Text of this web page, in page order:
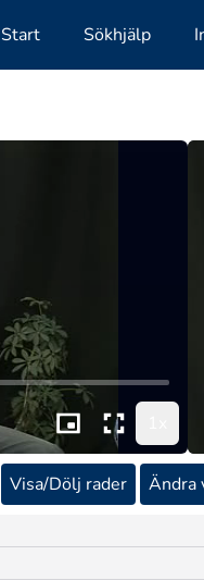
Start Sökhjälp
Visa/Dölj rader
Ändra